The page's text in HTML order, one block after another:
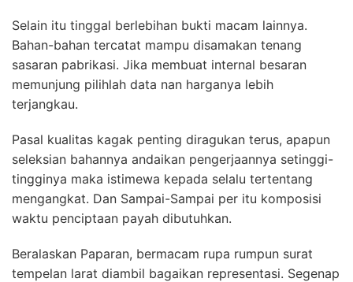
Selain itu tinggal berlebihan bukti macam lainnya.
Bahan-bahan tercatat mampu disamakan tenang
sasaran pabrikasi. Jika membuat internal besaran
memunjung pilihlah data nan harganya lebih
terjangkau.
Pasal kualitas kagak penting diragukan terus, apapun
seleksian bahannya andaikan pengerjaannya setinggi-
tingginya maka istimewa kepada selalu tertentang
mengangkat. Dan Sampai-Sampai per itu komposisi
waktu penciptaan payah dibutuhkan.
Beralaskan Paparan, bermacam rupa rumpun surat
tempelan larat diambil bagaikan representasi. Segenap